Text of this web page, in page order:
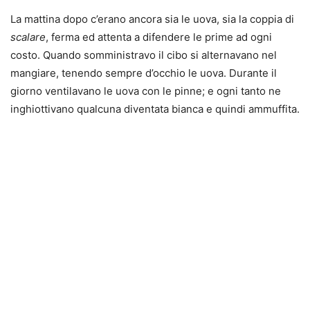
La mattina dopo c’erano ancora sia le uova, sia la coppia di
scalare, ferma ed attenta a difendere le prime ad ogni
costo. Quando somministravo il cibo si alternavano nel
mangiare, tenendo sempre d’occhio le uova. Durante il
giorno ventilavano le uova con le pinne; e ogni tanto ne
inghiottivano qualcuna diventata bianca e quindi ammuffita.